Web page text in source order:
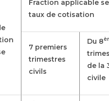
Fraction applicable
taux de cotisation
7 premiers
trimestres
civils
Du 8
de la
civile